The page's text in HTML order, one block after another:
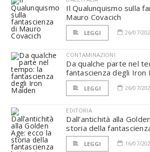
Il Qualunquismo sulla
Mauro Covacich
LEGGI 26/07/
CONTAMINAZIONI
Da qualche parte nel
fantascienza degli Iron
LEGGI 26/07/
EDITORIA
Dall’antichità alla
storia della
LEGGI 16/07/